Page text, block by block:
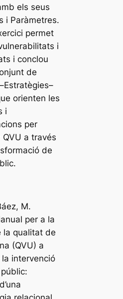
els seus
i Paràmetres.
permet
i
i conclou
de
orienten les
i
per
QVU a través
de
M.
per a la
la qualitat de
(QVU) a
intervenció
públic: